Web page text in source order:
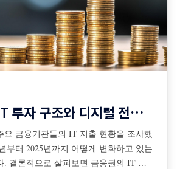
국내 금융권 IT 투자 구조와 디지털 전환 전략
요 금융기관들의 IT 지출 현황을 조사했
부터 2025년까지 어떻게 변화하고 있는
투